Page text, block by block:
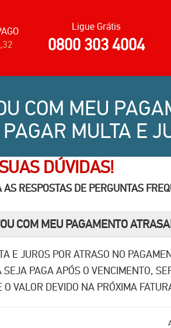
Ligue Grátis
0800 303 4004
COM MEU
MULTA E
DÚVIDAS!
AS RESPOSTAS DE PERGUNTAS
COM MEU PAGAMENTO
E JUROS POR ATRASO NO
SEJA PAGA APÓS O VENCIMENTO,
O VALOR DEVIDO NA PRÓXIMA